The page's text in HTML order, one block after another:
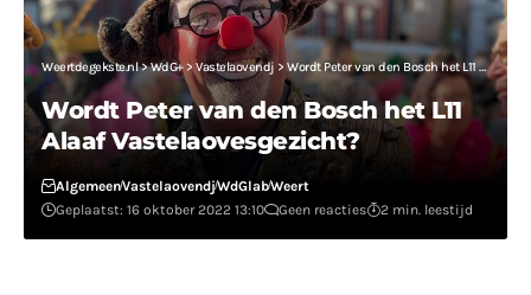
Weertdegekste.nl>WdG+>Vastelaovendj > Wordt Peter van den Bosch het L11 Alaaf Vastelaovesgezicht?
Wordt Peter van den Bosch het L11
Alaaf Vastelaovesgezicht?
AlgemeenVastelaovendjWdGlabWeert
Geplaatst: 16 oktober 2022 13:10
Geen reacties 2 min. leestijd